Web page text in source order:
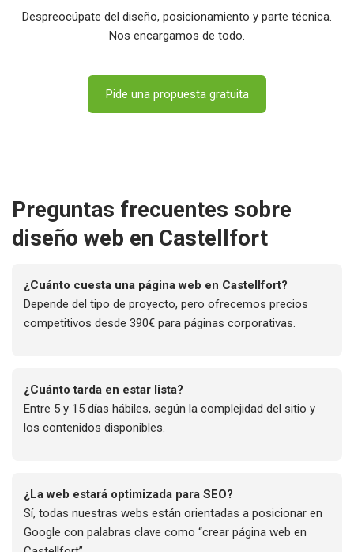
Despreocúpate del diseño, posicionamiento y parte técnica.
Nos encargamos de todo.
Pide una propuesta gratuita
Preguntas frecuentes sobre
diseño web en Castellfort
¿Cuánto cuesta una página web en Castellfort?
Depende del tipo de proyecto, pero ofrecemos precios
competitivos desde 390€ para páginas corporativas.
¿Cuánto tarda en estar lista?
Entre 5 y 15 días hábiles, según la complejidad del sitio y
los contenidos disponibles.
¿La web estará optimizada para SEO?
Sí, todas nuestras webs están orientadas a posicionar en
Google con palabras clave como “crear página web en